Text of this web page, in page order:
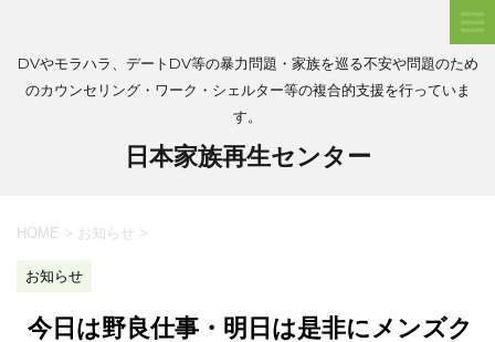
DVやモラハラ、デートDV等の暴力問題・家族を巡る不安や問題のため
のカウンセリング・ワーク・シェルター等の複合的支援を行っていま
す。
日本家族再生センター
HOME > お知らせ >
お知らせ
今日は野良仕事・明日は是非にメンズク